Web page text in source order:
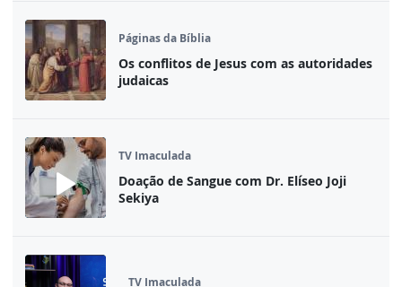
Páginas da Bíblia
Os conflitos de Jesus com as autoridades
judaicas
TV Imaculada
Doação de Sangue com Dr. Elíseo Joji
Sekiya
TV Imaculada